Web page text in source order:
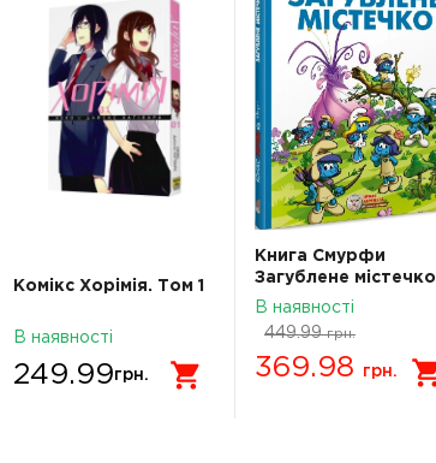
Комікс Хорімія. Том 1
В наявності
249.99грн.
Книга Смурфи
Загублене містечко
В наявності
449.99 грн.
369.98 грн.